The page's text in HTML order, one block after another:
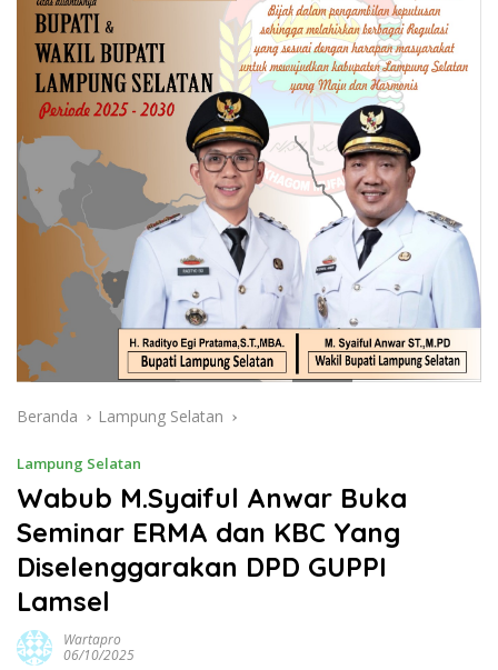
Beranda Lampung Selatan
Lampung Selatan
Wabub M.Syaiful Anwar Buka
Seminar ERMA dan KBC Yang
Diselenggarakan DPD GUPPI
Lamsel
Wartapro
06/10/2025